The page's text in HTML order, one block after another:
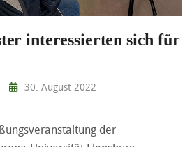
interessierten sich für
30. August 2022
der